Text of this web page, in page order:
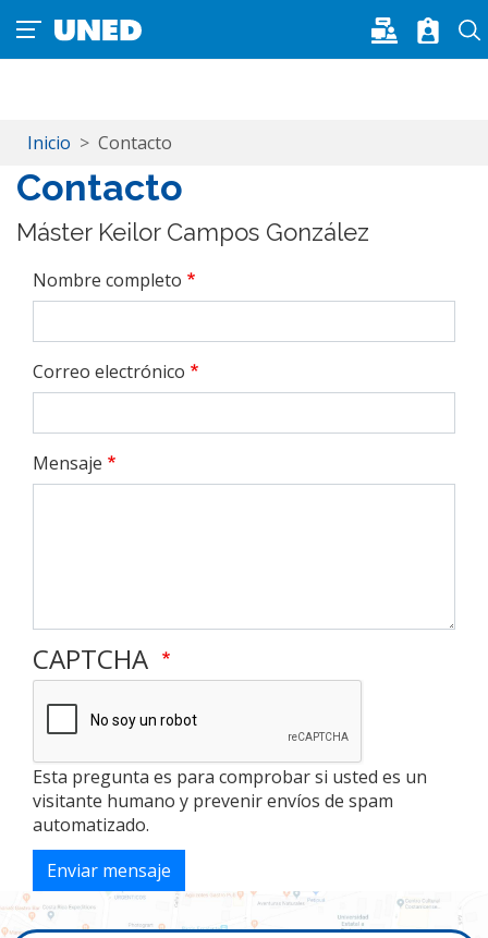
Pasar al contenido principal
Inicio Contacto
Contacto
Máster Keilor Campos González
Nombre completo
Correo electrónico
Mensaje
CAPTCHA
Esta pregunta es para comprobar si usted es un
visitante humano y prevenir envíos de spam
automatizado.
Enviar mensaje